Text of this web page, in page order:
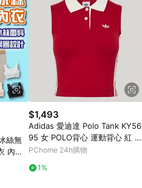
絲無
內衣
衣
$1,493
Adidas 愛迪達 Polo Tank KY56
95 女 POLO背心 運動背心 紅 亞
版 領口設計
PChome 24h購物
1%